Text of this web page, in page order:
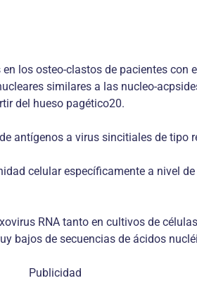
los osteo-clastos de pacientes
similares a las nucleo-
del hueso pagético20.
antígenos a virus sincitiales de tipo
celular específicamente a nivel
RNA tanto en cultivos de
bajos de secuencias de ácidos
Publicidad